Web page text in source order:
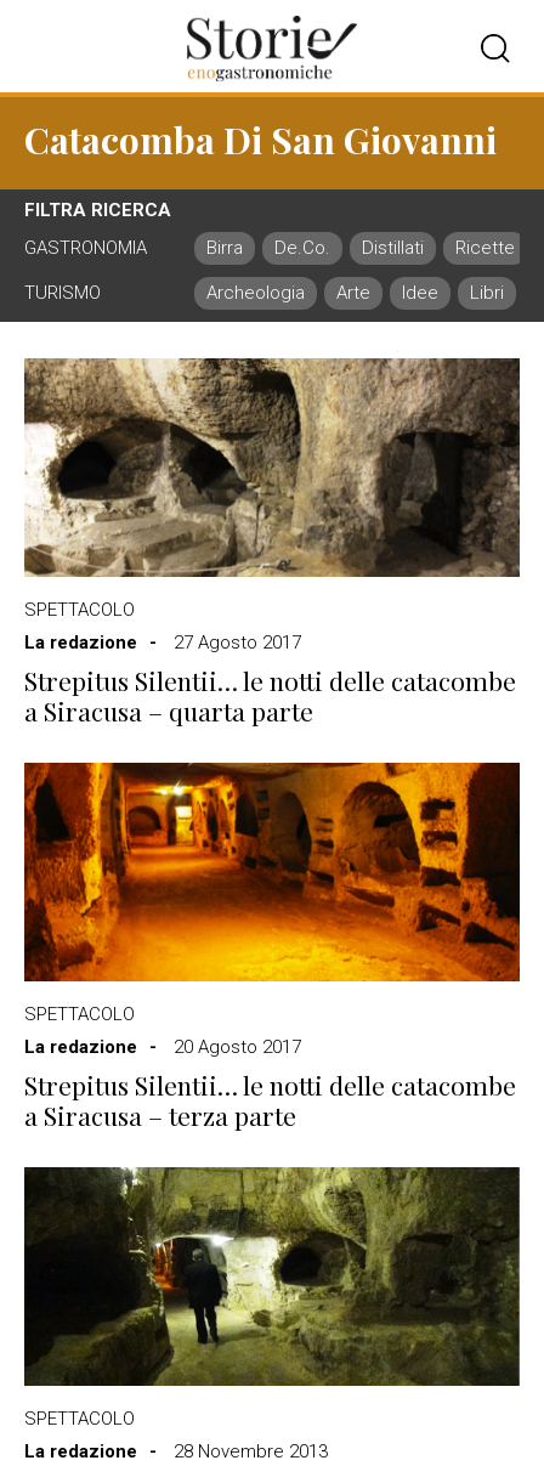
Catacomba Di San Giovanni
FILTRA RICERCA
GASTRONOMIA
Birra De.Co. Distillati Ricette
TURISMO Archeologia Arte Idee Libri
SPETTACOLO
La redazione
27 Agosto 2017
Strepitus Silentii… le notti delle catacombe
a Siracusa – quarta parte
SPETTACOLO
La redazione
20 Agosto 2017
Strepitus Silentii… le notti delle catacombe
a Siracusa – terza parte
SPETTACOLO
La redazione
28 Novembre 2013